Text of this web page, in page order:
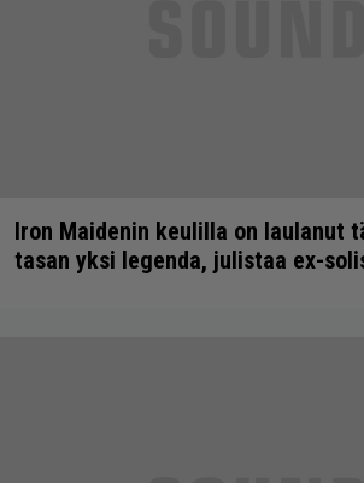
Iron Maidenin keulilla on laulanut
tasan yksi legenda, julistaa ex-